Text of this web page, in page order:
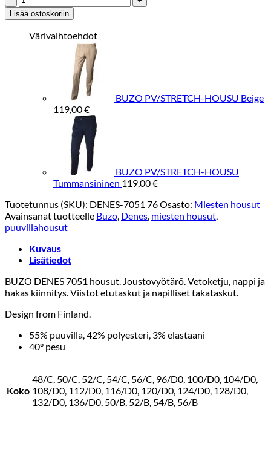
PV/STRETCH-
HOUSU
Nutria
Lisää ostoskoriin
Värivaihtoehdot
BUZO PV/STRETCH-HOUSU Beige
119,00€
BUZO PV/STRETCH-HOUSU
Tummansininen 119,00€
Tuotetunnus (SKU): DENES-7051 76Osasto: Miesten housut
Avainsanat tuotteelle Buzo, Denes, miesten housut,
puuvillahousut
Kuvaus
Lisätiedot
BUZO DENES 7051 housut. Joustovyötärö. Vetoketju, nappi ja
hakas kiinnitys. Viistot etutaskut ja napilliset takataskut.
Design from Finland.
55% puuvilla, 42% polyesteri, 3% elastaani
40° pesu
Koko
48/C, 50/C, 52/C, 54/C, 56/C, 96/D0, 100/D0, 104/D0,
108/D0, 112/D0, 116/D0, 120/D0, 124/D0, 128/D0,
132/D0, 136/D0, 50/B, 52/B, 54/B, 56/B